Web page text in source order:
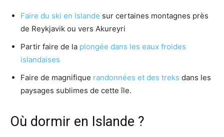
Faire du ski en Islande sur certaines montagnes près
de Reykjavik ou vers Akureyri
Partir faire de la plongée dans les eaux froides
islandaises
Faire de magnifique randonnées et des treks dans les
paysages sublimes de cette île.
Où dormir en Islande ?